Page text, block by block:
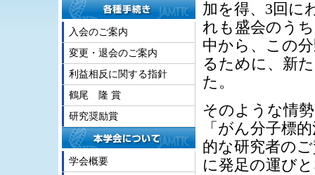
加を得、3回に
れも盛会のう
中から、この
るために、新
た。
そのような情
「がん分子標
的な研究者の
に発足の運び
入会のご案内
変更・退会のご案内
利益相反に関する指針
鶴尾 隆 賞
研究奨励賞
学会概要